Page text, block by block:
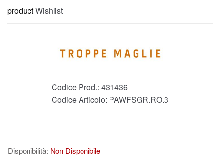
productWishlist
Codice Prod.: 431436
Codice Articolo: PAWFSGR.RO.3
Disponibilità: Non Disponibile